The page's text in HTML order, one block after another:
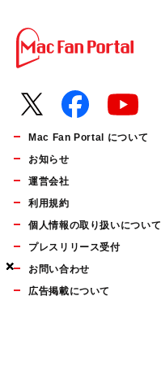
×
×
×
Mac Fan Portal について
お知らせ
運営会社
利用規約
個人情報の取り扱いについて
プレスリリース受付
お問い合わせ
広告掲載について